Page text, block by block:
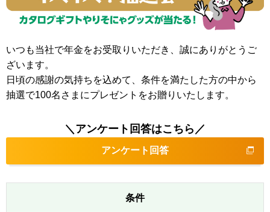
いつも当社で年金をお受取りいただき、誠にありがとうご
ざいます。
日頃の感謝の気持ちを込めて、条件を満たした方の中から
抽選で100名さまにプレゼントをお贈りいたします。
＼アンケート回答はこちら／
アンケート回答
条件